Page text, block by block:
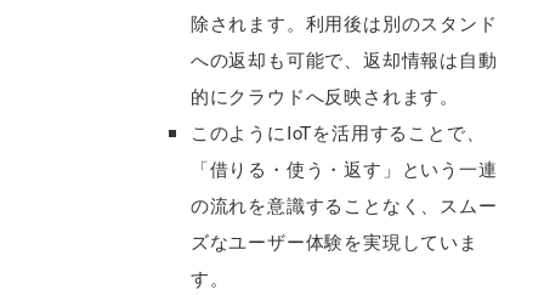
除されます。利用後は別のスタンド
への返却も可能で、返却情報は自動
的にクラウドへ反映されます。
このようにIoTを活用することで、
「借りる・使う・返す」という一連
の流れを意識することなく、スムー
ズなユーザー体験を実現していま
す。